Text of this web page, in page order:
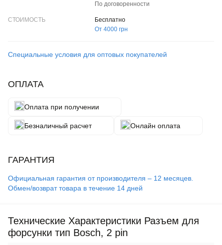
По договоренности
Бесплатно
От 4000 грн
Специальные условия для оптовых покупателей
ОПЛАТА
Оплата при получении
Безналичный расчет Онлайн оплата
ГАРАНТИЯ
Официальная гарантия от производителя – 12 месяцев.
Обмен/возврат товара в течение 14 дней
Технические Характеристики Разъем для
форсунки тип Bosch, 2 pin